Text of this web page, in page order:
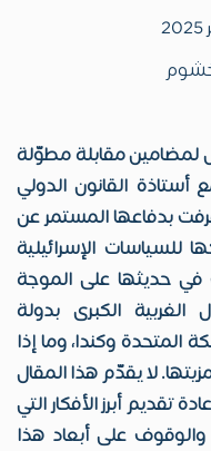
خشوم
لمضامين مقابلة مطوّلة
القانون الدولي
عُرفت بدفاعها المستمر عن
الإسرائيلية
في حديثها على الموجة
الكبرى بدولة
المتحدة وكندا، وما إذا
لا يقدّم هذا المقال
تقديم أبرز الأفكار التي
والوقوف على أبعاد هذا